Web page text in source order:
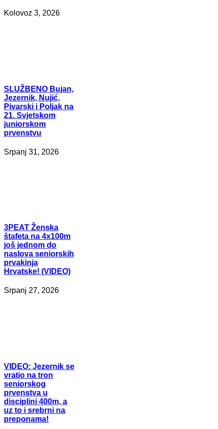
Kolovoz 3, 2026
SLUŽBENO Bujan,
Jezernik, Nujić,
Pivarski i Poljak na
21. Svjetskom
juniorskom
prvenstvu
Srpanj 31, 2026
3PEAT Ženska
štafeta na 4x100m
još jednom do
naslova seniorskih
prvakinja
Hrvatske! (VIDEO)
Srpanj 27, 2026
VIDEO: Jezernik se
vratio na tron
seniorskog
prvenstva u
disciplini 400m, a
uz to i srebrni na
preponama!